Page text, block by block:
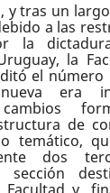
y tras un
a las
la
la
el número
era
de
temático,
dos
sección